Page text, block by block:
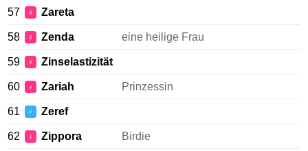
57 ♀ Zareta
58 ♀ Zenda eine heilige Frau
59 ♀ Zinselastizität
60 ♀ Zariah Prinzessin
61 ♂ Zeref
62 ♀ Zippora Birdie